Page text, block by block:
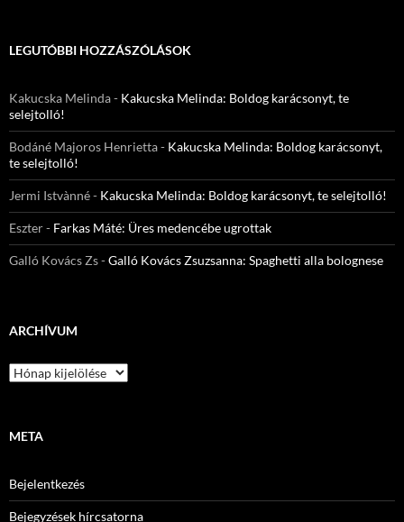
LEGUTÓBBI HOZZÁSZÓLÁSOK
Kakucska Melinda- Kakucska Melinda: Boldog karácsonyt, te
selejtolló!
Bodáné Majoros Henrietta- Kakucska Melinda: Boldog karácsonyt,
te selejtolló!
Jermi Istvànné- Kakucska Melinda: Boldog karácsonyt, te selejtolló!
Eszter- Farkas Máté: Üres medencébe ugrottak
Galló Kovács Zs-Galló Kovács Zsuzsanna: Spaghetti alla bolognese
ARCHÍVUM
Archívum
META
Bejelentkezés
Bejegyzések hírcsatorna